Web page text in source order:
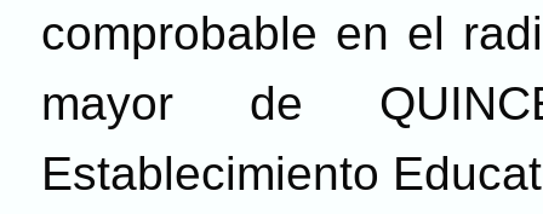
comprobable en el
mayor de
Establecimiento